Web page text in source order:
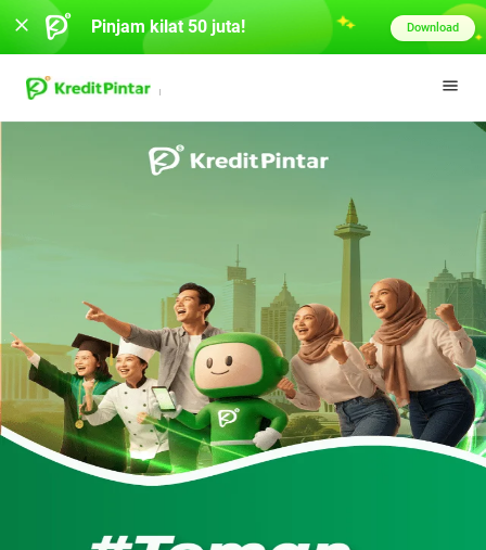
Pinjam kilat 50 juta! Download